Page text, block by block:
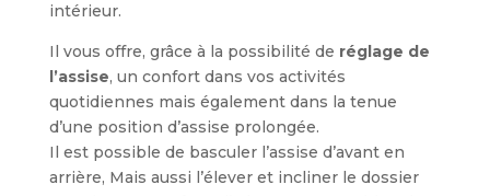
intérieur.
Il vous offre, grâce à la possibilité de réglage de
l’assise, un confort dans vos activités
quotidiennes mais également dans la tenue
d’une position d’assise prolongée.
Il est possible de basculer l’assise d’avant en
arrière, Mais aussi l’élever et incliner le dossier